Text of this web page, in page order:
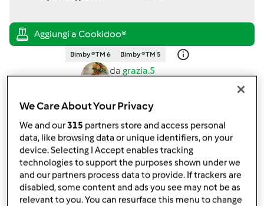
Bimby ® TM 6 Bimby ® TM 5
da grazia.5
Aggiungi alle mie raccolte
condividi la ricetta
Crea variante
We Care About Your Privacy
We and our315 partners store and access personal
data, like browsing data or unique identifiers, on your
device. Selecting I Accept enables tracking
technologies to support the purposes shown under we
and our partners process data to provide. If trackers are
disabled, some content and ads you see may not be as
relevant to you. You can resurface this menu to change